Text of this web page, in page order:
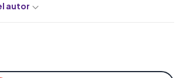
autor